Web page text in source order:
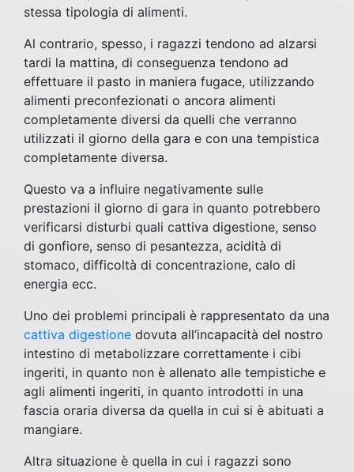
stessa tipologia di alimenti.
Al contrario, spesso, i ragazzi tendono ad alzarsi
tardi la mattina, di conseguenza tendono ad
effettuare il pasto in maniera fugace, utilizzando
alimenti preconfezionati o ancora alimenti
completamente diversi da quelli che verranno
utilizzati il giorno della gara e con una tempistica
completamente diversa.
Questo va a influire negativamente sulle
prestazioni il giorno di gara in quanto potrebbero
verificarsi disturbi quali cattiva digestione, senso
di gonfiore, senso di pesantezza, acidità di
stomaco, difficoltà di concentrazione, calo di
energia ecc.
Uno dei problemi principali è rappresentato da una
cattiva digestione dovuta all’incapacità del nostro
intestino di metabolizzare correttamente i cibi
ingeriti, in quanto non è allenato alle tempistiche e
agli alimenti ingeriti, in quanto introdotti in una
fascia oraria diversa da quella in cui si è abituati a
mangiare.
Altra situazione è quella in cui i ragazzi sono